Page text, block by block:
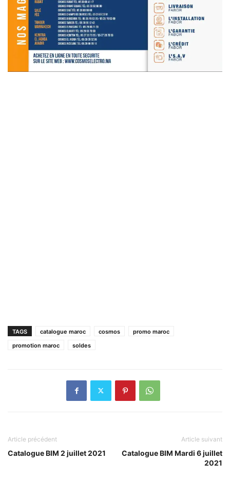
TAGS catalogue maroc cosmos
promo maroc
promotion maroc
soldes
Article précédent
Catalogue BIM 2 juillet 2021
Article suivant
Catalogue BIM Mardi 6 juillet
2021